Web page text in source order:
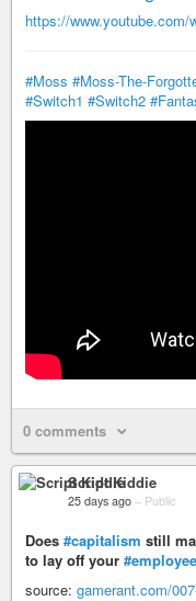
https://
#Moss #Moss-The-
#Switch1 #Switch2
0 comments
Script Kiddie
25 days ago – Public
Does #capitalism still
to lay off your
source: gamerant.com/